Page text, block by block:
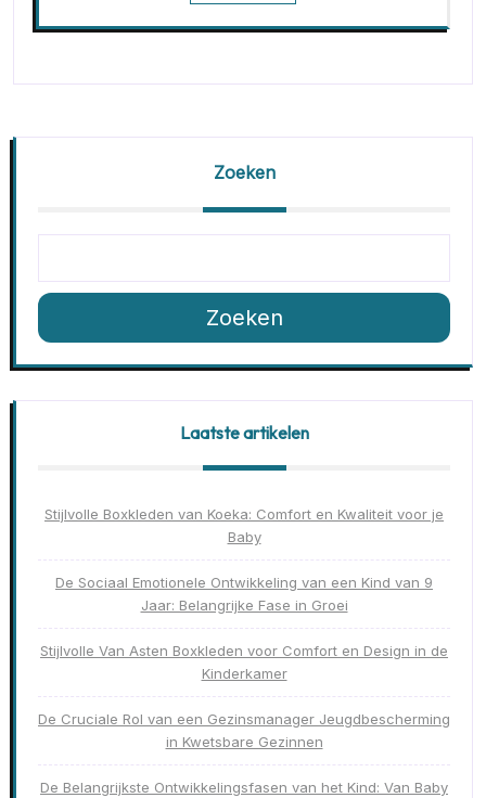
Zoeken
Zoeken
Laatste artikelen
Stijlvolle Boxkleden van Koeka: Comfort en Kwaliteit voor je
Baby
De Sociaal Emotionele Ontwikkeling van een Kind van 9
Jaar: Belangrijke Fase in Groei
Stijlvolle Van Asten Boxkleden voor Comfort en Design in de
Kinderkamer
De Cruciale Rol van een Gezinsmanager Jeugdbescherming
in Kwetsbare Gezinnen
De Belangrijkste Ontwikkelingsfasen van het Kind: Van Baby